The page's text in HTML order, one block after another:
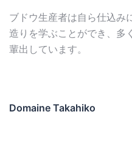
ブドウ生産者は自ら仕込み
造りを学ぶことができ、多
輩出しています。
Domaine Takahiko